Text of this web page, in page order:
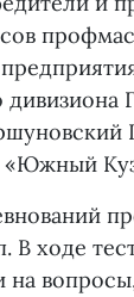
В ходе
на